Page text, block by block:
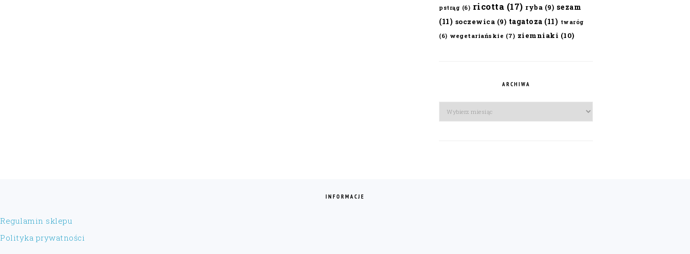
pstrąg (6) ricotta (17) ryba (9) sezam
(11) soczewica (9) tagatoza (11) twaróg
(6) wegetariańskie (7) ziemniaki (10)
ARCHIWA
Archiwa
INFORMACJE
Regulamin sklepu
Polityka prywatności